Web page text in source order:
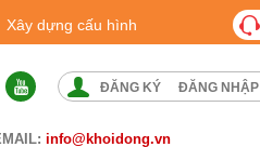
Xây dựng cấu hình
ĐĂNG KÝ ĐĂNG NHẬP
info@khoidong.vn